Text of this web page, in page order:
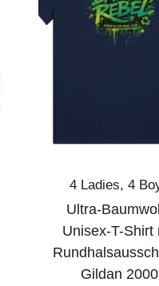
4 Ladies, 4
Ultra-
Unisex-T-Shirt
Gildan 2000